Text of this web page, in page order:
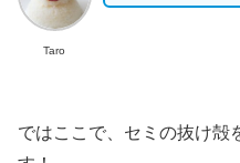
Taro
ではここで、セミの抜け殻